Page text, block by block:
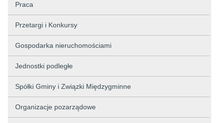
Praca
Przetargi i Konkursy
Gospodarka nieruchomościami
Jednostki podległe
Spółki Gminy i Związki Międzygminne
Organizacje pozarządowe